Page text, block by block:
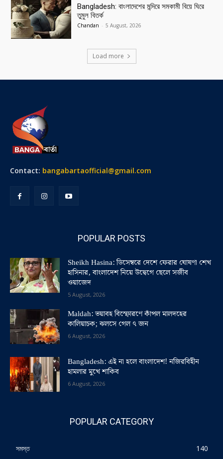
Bangladesh: বাংলাদেশের মন্দিরে সমকামী বিয়ে ঘিরে
তুমুল বিতর্ক
Chandan - 5 August, 2026
Load more
Contact: bangabartaofficial@gmail.com
POPULAR POSTS
Sheikh Hasina: ডিসেম্বরে দেশে ফেরার ঘোষণা শেখ
হাসিনার, বাংলাদেশ নিয়ে উদ্বেগে ছেলে সজীব
ওয়াজেদ
5 August, 2026
Maldah: ভয়াবহ বিস্ফোরণে কাঁপল মালদহের
কালিয়াচক; ঝলসে গেল ৭ জন
6 August, 2026
Bangladesh: এই না হলে বাংলাদেশ! নজিরবিহীন
হামলার মুখে শাকিব
6 August, 2026
POPULAR CATEGORY
সমস্ত
140